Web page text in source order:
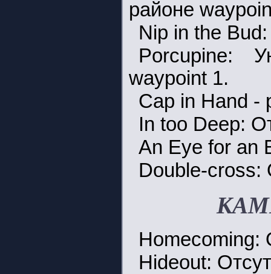
районе
Nip in the
Porcupine:
waypoint 1.
Cap in Hand -
In too Deep:
An Eye for an
Double-cross:
Homecoming:
Hideout: